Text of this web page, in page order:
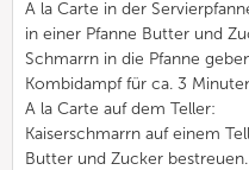
A la Carte in der
in einer Pfanne Butter und
Schmarrn in die Pfanne
Kombidampf für ca. 3
A la Carte auf dem Teller:
Kaiserschmarrn auf einem
Butter und Zucker